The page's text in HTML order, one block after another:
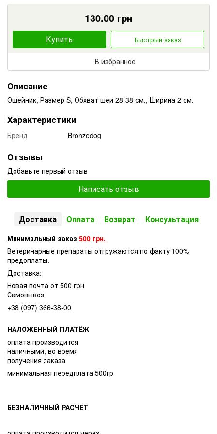
130.00 грн
Купить Быстрый заказ
В избранное
Описание
Ошейник, Размер S, Обхват шеи 28-38 см., Ширина 2 см.
Характеристики
Бренд Bronzedog
Отзывы
Добавьте первый отзыв
Написать отзыв
Доставка Оплата Возврат Консультация
Минимальный заказ 500 грн.
Ветеринарные препараты отгружаются по факту 100%
предоплаты.
Доставка:
Новая почта от 500 грн
Самовывоз
+38 (097) 366-38-00
НАЛОЖЕННЫЙ ПЛАТЁЖ
оплата производится
наличными, во время
получения заказа
минимальная передплата 500гр
БЕЗНАЛИЧНЫЙ РАСЧЕТ